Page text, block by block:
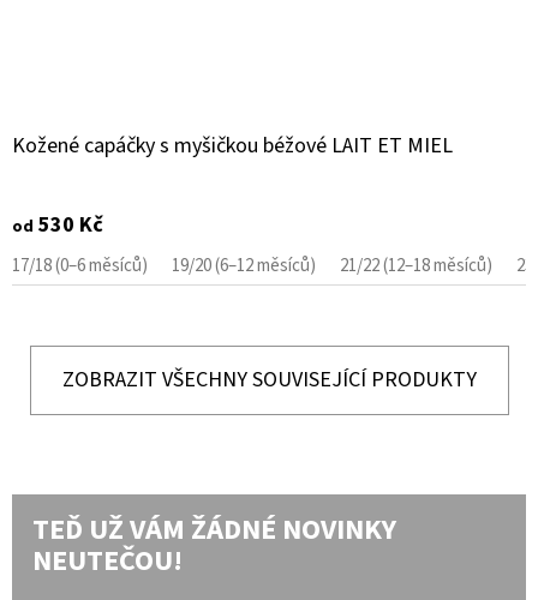
Kožené capáčky s myšičkou béžové LAIT ET MIEL
od 530 Kč
17/18 (0–6 měsíců) 19/20 (6–12 měsíců) 21/22 (12–18 měsíců)
ZOBRAZIT VŠECHNY SOUVISEJÍCÍ PRODUKTY
TEĎ UŽ VÁM ŽÁDNÉ NOVINKY
NEUTEČOU!